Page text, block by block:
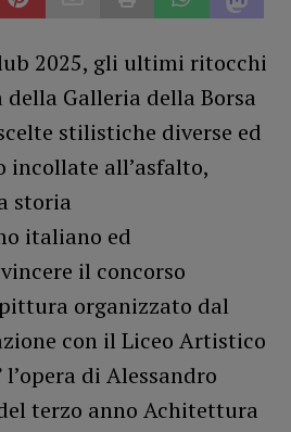
2025, gli ultimi ritocchi
Galleria della Borsa
stilistiche diverse ed
incollate all’asfalto,
storia
italiano ed
il concorso
organizzato dal
con il Liceo Artistico
di Alessandro
terzo anno Achitettura